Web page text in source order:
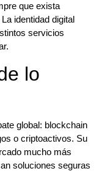
que exista
identidad digital
servicios
lo
global: blockchain
o criptoactivos. Su
mucho más
soluciones seguras